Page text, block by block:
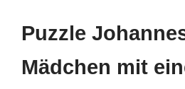
Puzzle
Mädchen mit